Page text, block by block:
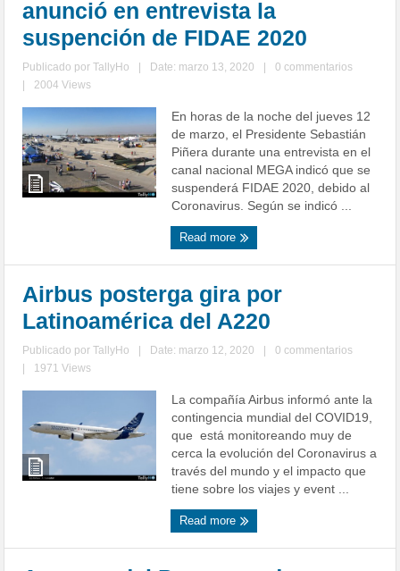
anunció en entrevista la
suspención de FIDAE 2020
Publicado porTallyHo Date: marzo 13, 2020
0 commentarios
2004 Views
En horas de la noche del jueves 12
de marzo, el Presidente Sebastián
Piñera durante una entrevista en el
canal nacional MEGA indicó que se
suspenderá FIDAE 2020, debido al
Coronavirus. Según se indicó ...
Read more
Airbus posterga gira por
Latinoamérica del A220
Publicado porTallyHo Date: marzo 12, 2020
0 commentarios
1971 Views
La compañía Airbus informó ante la
contingencia mundial del COVID19,
que está monitoreando muy de
cerca la evolución del Coronavirus a
través del mundo y el impacto que
tiene sobre los viajes y event ...
Read more